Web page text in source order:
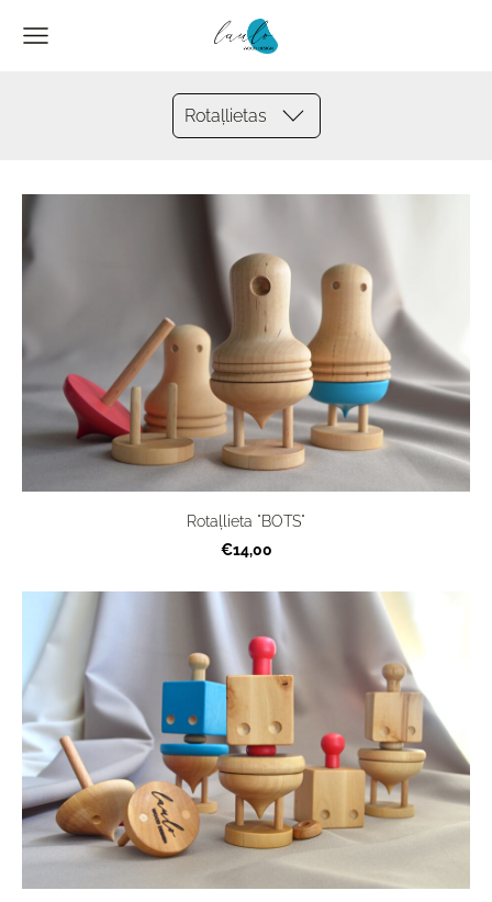
Rotaļlietas
Rotaļlieta "BOTS"
€14,00